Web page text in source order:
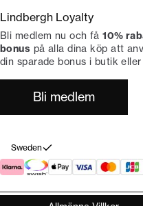
köp
Lindbergh-ambassadör
Lindbergh Loyalty
Bli medlem nu och få10%
bonus på alla dina köp att
din sparade bonus i butik
Bli medlem
Sweden